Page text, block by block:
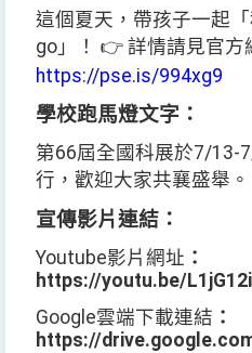
這個夏天，帶孩子一起
go 」！ 👉 詳情請見官方
https://pse.is/994xg9
學校跑馬燈文字：
第66屆全國科展於7/13-
行，歡迎大家共襄盛舉。
宣傳影片連結：
Youtube影片網址 ：
https://youtu.be/
Google雲端下載連結 ：
https://